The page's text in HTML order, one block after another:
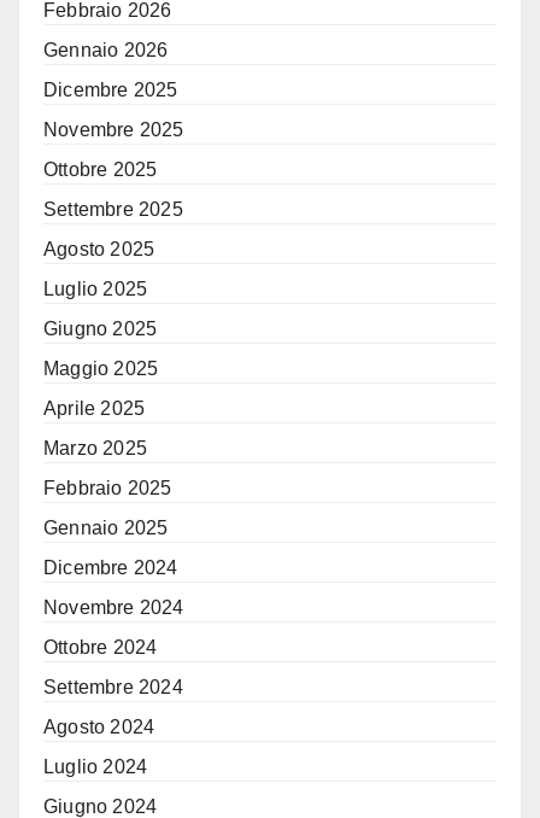
Febbraio 2026
Gennaio 2026
Dicembre 2025
Novembre 2025
Ottobre 2025
Settembre 2025
Agosto 2025
Luglio 2025
Giugno 2025
Maggio 2025
Aprile 2025
Marzo 2025
Febbraio 2025
Gennaio 2025
Dicembre 2024
Novembre 2024
Ottobre 2024
Settembre 2024
Agosto 2024
Luglio 2024
Giugno 2024